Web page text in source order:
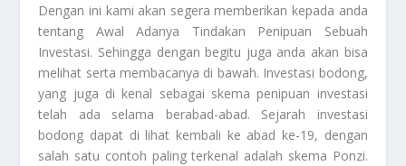
Dengan ini kami akan segera memberikan kepada anda
tentang Awal Adanya Tindakan Penipuan Sebuah
Investasi. Sehingga dengan begitu juga anda akan bisa
melihat serta membacanya di bawah. Investasi bodong,
yang juga di kenal sebagai skema penipuan investasi
telah ada selama berabad-abad. Sejarah investasi
bodong dapat di lihat kembali ke abad ke-19, dengan
salah satu contoh paling terkenal adalah skema Ponzi.